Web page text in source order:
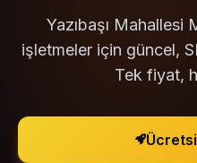
Yazıbaşı Mahallesi
işletmeler için güncel,
Tek fiyat,